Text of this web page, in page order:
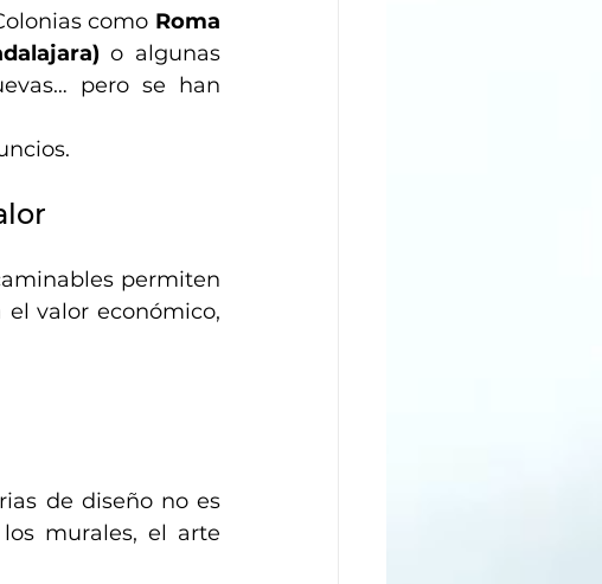
como Roma
o algunas
pero se han
permiten
el valor económico,
de diseño no es
murales, el arte